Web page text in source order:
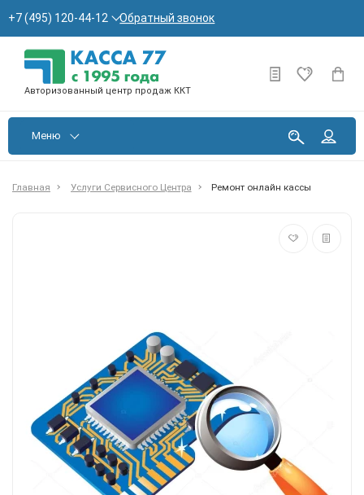
+7 (495) 120-44-12 Обратный звонок
Авторизованный центр продаж ККТ
Меню
Главная Услуги Сервисного Центра Ремонт онлайн кассы